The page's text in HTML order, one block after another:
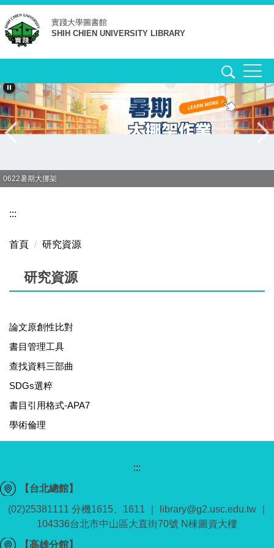
跳
到
主
要
容
區
實踐大學圖書館
SHIH CHIEN UNIVERSITY LIBRARY
0622暑期大挪架
:::
首頁 研究資源
研究資源
論文原創性比對
書目管理工具
查找資料三部曲
SDGs選粹
書目引用格式-APA7
學術倫理
:::
【台北總館】
(02)25381111 分機1615、1611 ｜ library@g2.usc.edu.tw ｜
104336台北市中山區大直街70號 N棟圖資大樓
【高雄分館】